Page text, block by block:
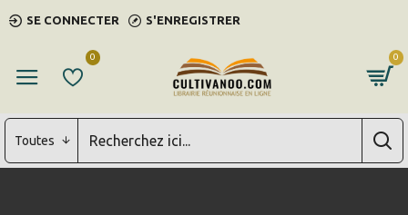
SE CONNECTER S'ENREGISTRER
0 0
Toutes